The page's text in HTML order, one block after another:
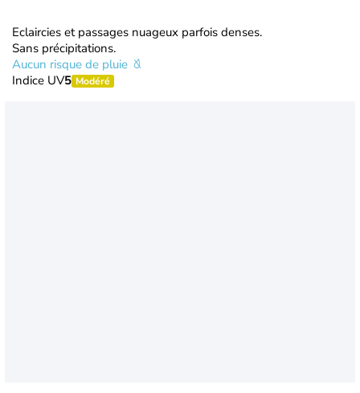
Eclaircies et passages nuageux parfois denses.
Sans précipitations.
Aucun risque de pluie
Indice UV5 Modéré